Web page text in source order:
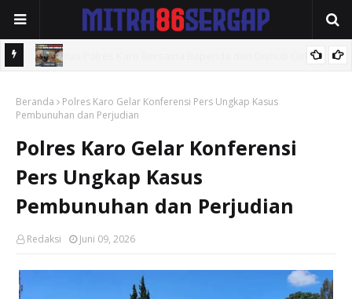
MEDIA, SIAP BENTUK TIM AHLI HINGGA PENGEMBANGAN APLIKASI.
Beranda
Polres Karo Gelar Konferensi Pers Ungkap Kasus
Pembunuhan dan Perjudian
Polres Karo Gelar Konferensi
Pers Ungkap Kasus
Pembunuhan dan Perjudian
Redaksi Juni 09, 2026